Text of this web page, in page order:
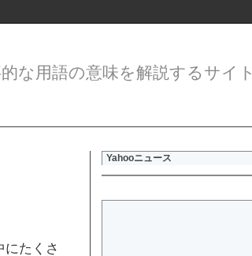
な用語の意味を解説するサイト
にたくさ
Yahooニュース